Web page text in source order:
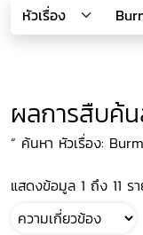
ผลการสืบค้
“ ค้นหา หัวเรื่อง:
แสดงข้อมูล 1 ถึง 11 ร